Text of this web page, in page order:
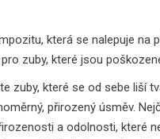
která se nalepuje na
zuby, které jsou
zuby, které se od sebe liší
přirozený úsměv.
a odolnosti, které